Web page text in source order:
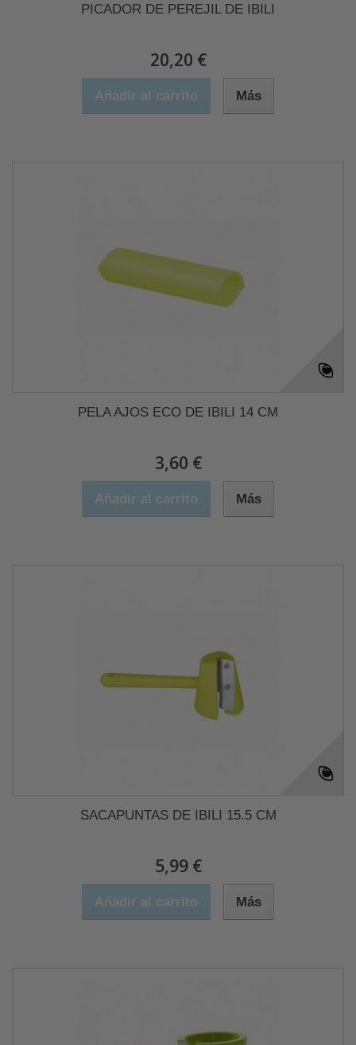
PICADOR DE PEREJIL DE IBILI
20,20 €
Añadir al carrito Más
PELA AJOS ECO DE IBILI 14 CM
3,60 €
Añadir al carrito Más
SACAPUNTAS DE IBILI 15.5 CM
5,99 €
Añadir al carrito Más